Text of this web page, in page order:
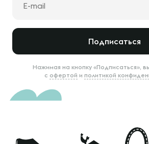
Подписаться
Нажимая на кнопку «Подписаться»,
с офертой и политикой